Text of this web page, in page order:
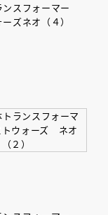
ンスフォーマー
ズネオ（４）